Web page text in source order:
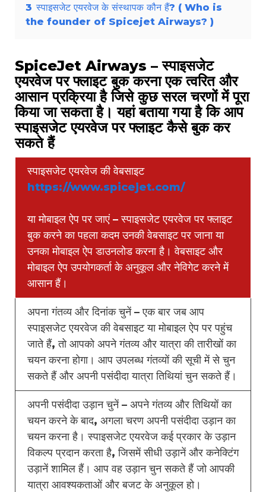
3 स्पाइसजेट एयरवेज के संस्थापक कौन हैं? ( Who is
the founder of Spicejet Airways? )
SpiceJet Airways – स्पाइसजेट
एयरवेज पर फ्लाइट बुक करना एक त्वरित और
आसान प्रक्रिया है जिसे कुछ सरल चरणों में पूरा
किया जा सकता है। यहां बताया गया है कि आप
स्पाइसजेट एयरवेज पर फ्लाइट कैसे बुक कर
सकते हैं
स्पाइसजेट एयरवेज की वेबसाइट
https://www.spicejet.com/
या मोबाइल ऐप पर जाएं – स्पाइसजेट एयरवेज पर फ्लाइट
बुक करने का पहला कदम उनकी वेबसाइट पर जाना या
उनका मोबाइल ऐप डाउनलोड करना है। वेबसाइट और
मोबाइल ऐप उपयोगकर्ता के अनुकूल और नेविगेट करने में
आसान हैं।
अपना गंतव्य और दिनांक चुनें – एक बार जब आप
स्पाइसजेट एयरवेज की वेबसाइट या मोबाइल ऐप पर पहुंच
जाते हैं, तो आपको अपने गंतव्य और यात्रा की तारीखों का
चयन करना होगा। आप उपलब्ध गंतव्यों की सूची में से चुन
सकते हैं और अपनी पसंदीदा यात्रा तिथियां चुन सकते हैं।
अपनी पसंदीदा उड़ान चुनें – अपने गंतव्य और तिथियों का
चयन करने के बाद, अगला चरण अपनी पसंदीदा उड़ान का
चयन करना है। स्पाइसजेट एयरवेज कई प्रकार के उड़ान
विकल्प प्रदान करता है, जिसमें सीधी उड़ानें और कनेक्टिंग
उड़ानें शामिल हैं। आप वह उड़ान चुन सकते हैं जो आपकी
यात्रा आवश्यकताओं और बजट के अनुकूल हो।